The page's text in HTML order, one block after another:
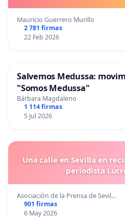
Mauricio Guerrero Murillo
2 781 firmas
22 Feb 2026
Salvemos Medussa:
"Somos Medussa"
Bárbara Magdaleno
1 114 firmas
5 Jul 2026
Una calle en Sevilla en
periodista
Asociación de la Prensa de Sevil…
901 firmas
6 May 2026